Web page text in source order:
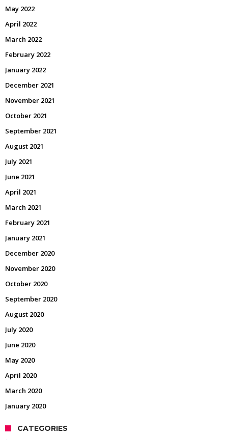
May 2022
April 2022
March 2022
February 2022
January 2022
December 2021
November 2021
October 2021
September 2021
August 2021
July 2021
June 2021
April 2021
March 2021
February 2021
January 2021
December 2020
November 2020
October 2020
September 2020
August 2020
July 2020
June 2020
May 2020
April 2020
March 2020
January 2020
CATEGORIES